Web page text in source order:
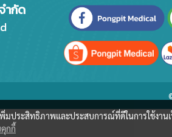
ำกัด
พิ่มประสิทธิภาพและประสบการณ์ที่ดีในการใช้งา
กกี้